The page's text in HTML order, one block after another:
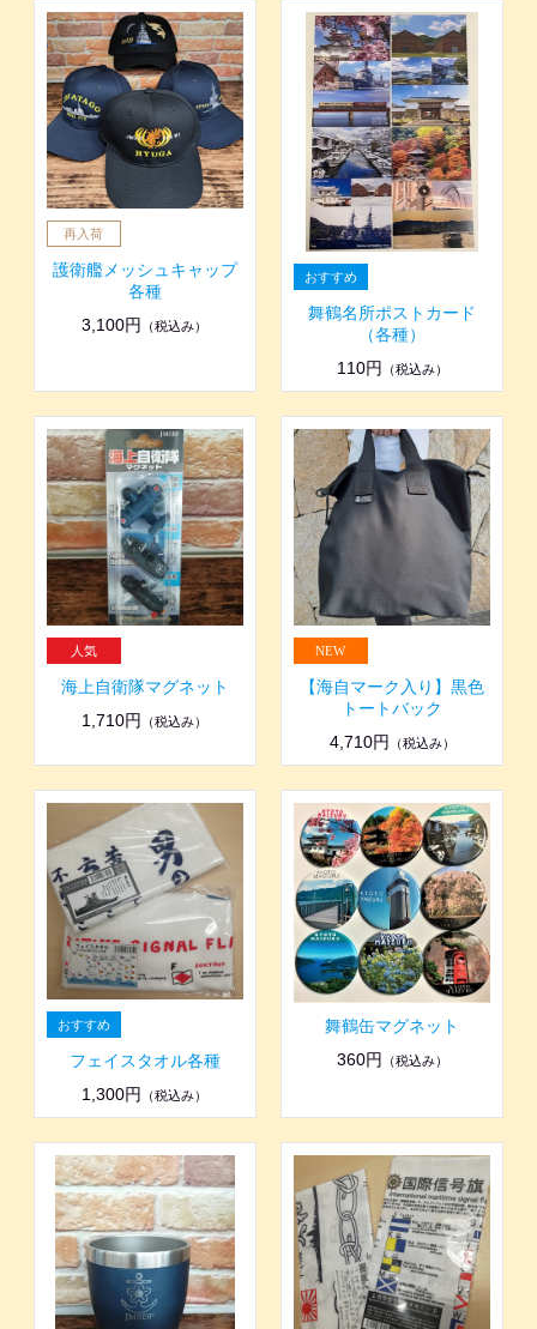
護衛艦メッシュキャップ
各種
3,100円
（税込み）
舞鶴名所ポストカード
（各種）
110円 （税込み）
海上自衛隊マグネット
1,710円
（税込み）
【海自マーク入り】黒色
トートバック
4,710円
（税込み）
フェイスタオル各種
1,300円
（税込み）
舞鶴缶マグネット
360円
（税込み）